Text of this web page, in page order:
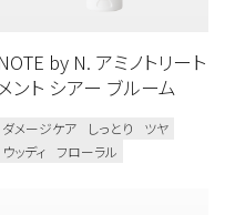
NOTE by N. アミノトリート
ント シアー ブルーム
ダメージケア しっとり
ツヤ
ウッディ
フローラル